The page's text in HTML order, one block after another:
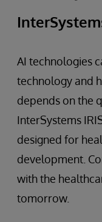
AI technologies
technology and
depends on the
InterSystems
designed for
development.
with the
tomorrow.